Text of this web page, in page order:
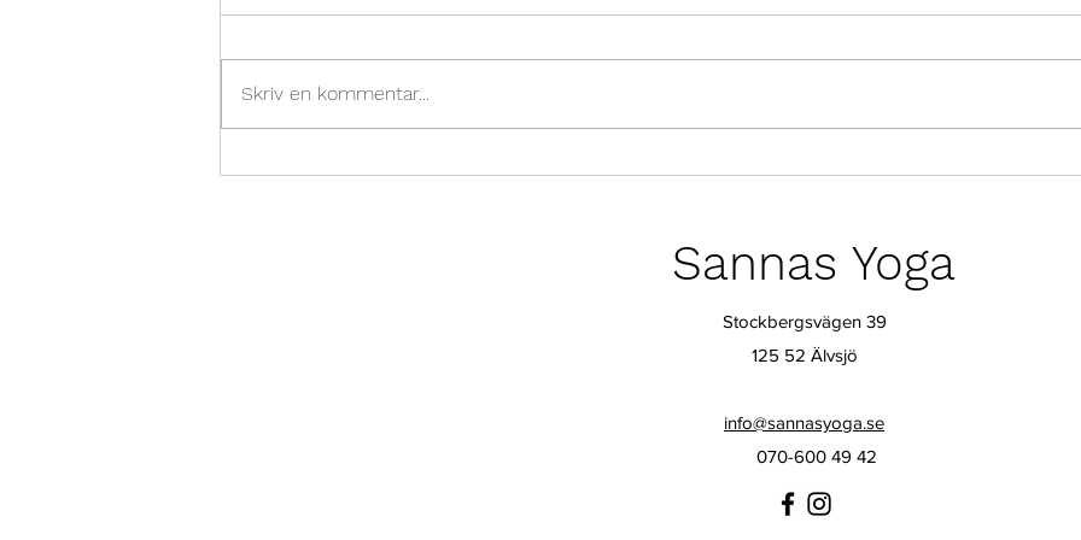
Skriv en kommentar...
Sannas Yoga
Stockbergsvägen 39
125 52 Älvsjö
info@sannasyoga.se
070-600 49 42